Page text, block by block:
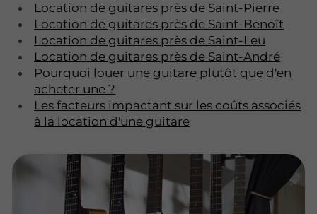
Location de guitares près de Saint-Pierre
Location de guitares près de Saint-Benoît
Location de guitares près de Saint-Leu
Location de guitares près de Saint-André
Pourquoi louer une guitare plutôt que d'en
acheter une ?
Les facteurs impactant sur les coûts associés
à la location d'une guitare